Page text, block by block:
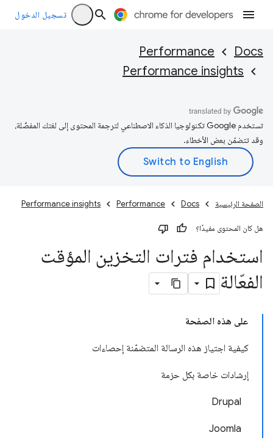
تسجيل الدخول
Docs
Performance
Performance insights
تستخدم Google تكنولوجيا الذكاء الاصطناعي لترجمة المحتوى إلى لغتك المفضّلة،
وقد تتضمّن بعض الأخطاء.
الصفحة الرئيسية Docs
Performance
Performance insights
هل كان المحتوى مفيدًا؟
استخدام فترات التخزين المؤقت
الفعّالة
على هذه الصفحة
كيفية اجتياز هذه الرسالة المتضمّنة إحصاءات
إرشادات خاصة بكل حزمة
Drupal
Joomla